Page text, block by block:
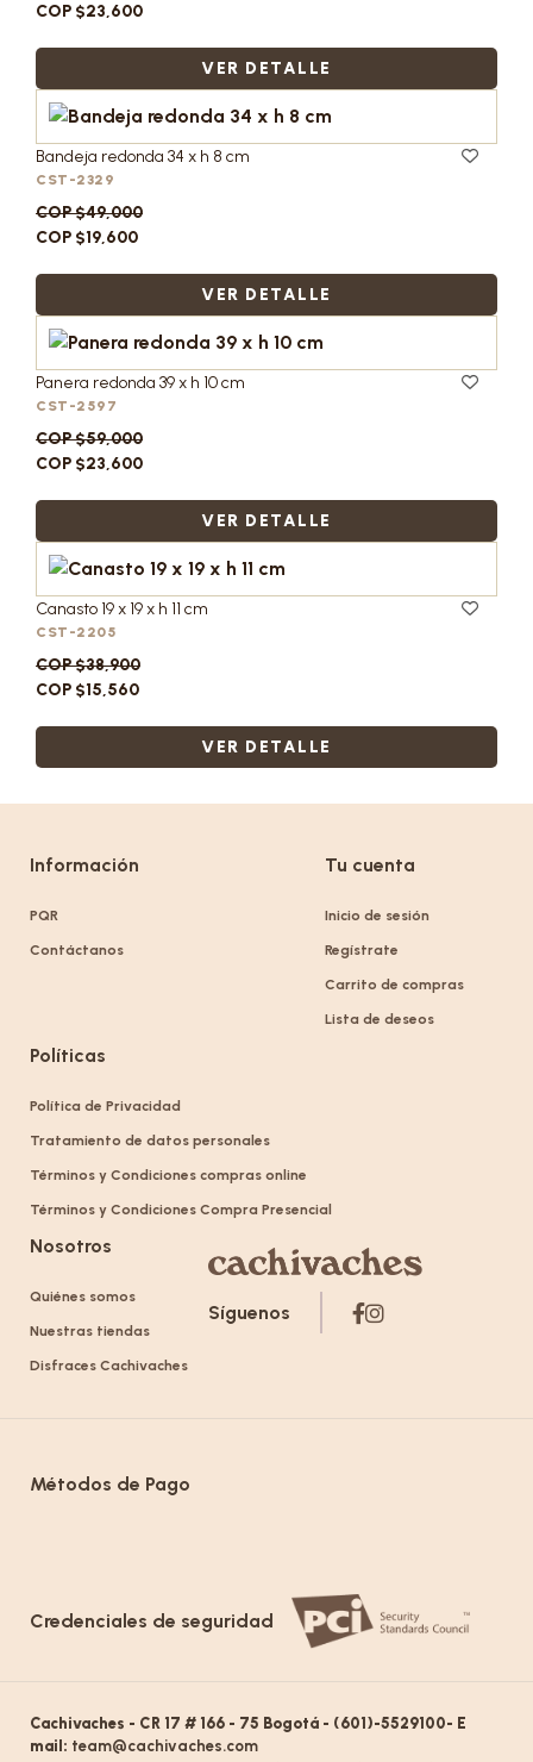
COP $23,600
VER DETALLE
Bandeja redonda 34 x h 8 cm
CST-2329
COP $49,000
COP $19,600
VER DETALLE
Panera redonda 39 x h 10 cm
CST-2597
COP $59,000
COP $23,600
VER DETALLE
Canasto 19 x 19 x h 11 cm
CST-2205
COP $38,900
COP $15,560
VER DETALLE
Información
PQR
Contáctanos
Tu cuenta
Inicio de sesión
Regístrate
Carrito de compras
Lista de deseos
Políticas
Política de Privacidad
Tratamiento de datos personales
Términos y Condiciones compras online
Términos y Condiciones Compra Presencial
Nosotros
Quiénes somos
Nuestras tiendas
Disfraces Cachivaches
Síguenos
Métodos de Pago
Credenciales de seguridad
Cachivaches - CR 17 # 166 - 75 Bogotá - (601)-5529100- E
mail: team@cachivaches.com